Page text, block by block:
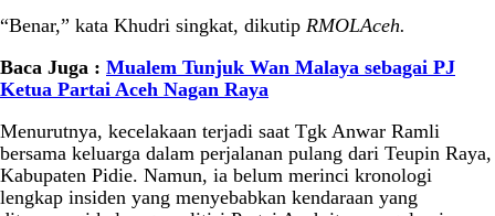
“Benar,” kata Khudri singkat, dikutip RMOLAceh.
Baca Juga : Mualem Tunjuk Wan Malaya sebagai PJ
Ketua Partai Aceh Nagan Raya
Menurutnya, kecelakaan terjadi saat Tgk Anwar Ramli
bersama keluarga dalam perjalanan pulang dari Teupin Raya,
Kabupaten Pidie. Namun, ia belum merinci kronologi
lengkap insiden yang menyebabkan kendaraan yang